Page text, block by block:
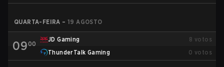
QUARTA-FEIRA – 19 AGOSTO
0900
JD Gaming 8 votos
ThunderTalk Gaming
0 votos